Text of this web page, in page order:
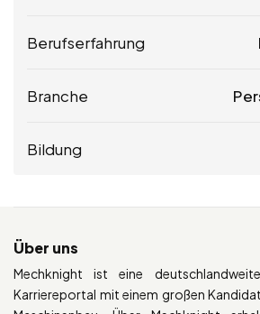
Berufserfahrung
Branche
Bildung
Über uns
Mechknight ist eine
Karriereportal mit einem großen